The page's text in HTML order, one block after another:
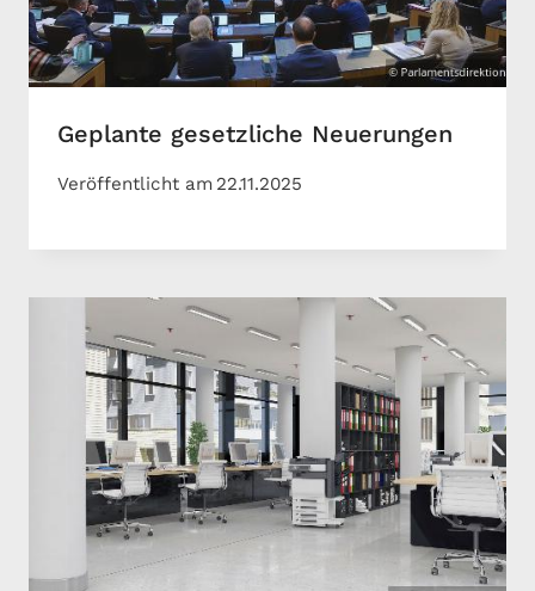
Geplante gesetzliche Neuerungen
Veröffentlicht am 22.11.2025